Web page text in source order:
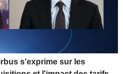
s'exprime sur les